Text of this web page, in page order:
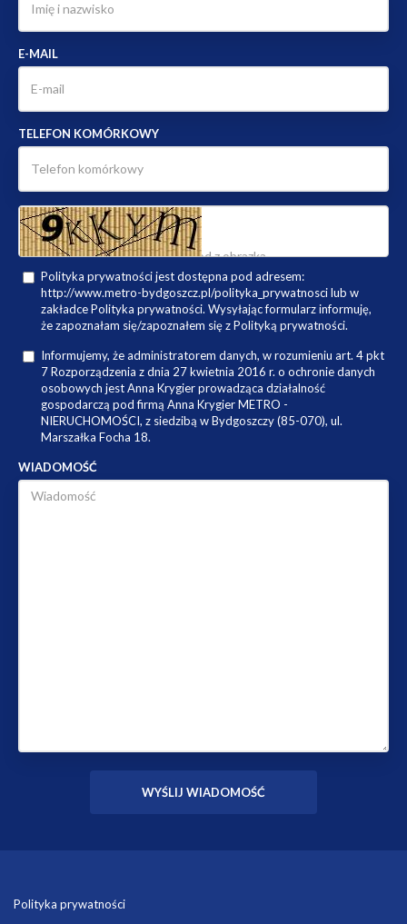
E-MAIL
TELEFON KOMÓRKOWY
Polityka prywatności jest dostępna pod adresem:
http://www.metro-bydgoszcz.pl/polityka_prywatnosci lub w
zakładce Polityka prywatności. Wysyłając formularz informuję,
że zapoznałam się/zapoznałem się z Polityką prywatności.
Informujemy, że administratorem danych, w rozumieniu art. 4 pkt
7 Rozporządzenia z dnia 27 kwietnia 2016 r. o ochronie danych
osobowych jest Anna Krygier prowadząca działalność
gospodarczą pod firmą Anna Krygier METRO -
NIERUCHOMOŚCI, z siedzibą w Bydgoszczy (85-070), ul.
Marszałka Focha 18.
WIADOMOŚĆ
Polityka prywatności